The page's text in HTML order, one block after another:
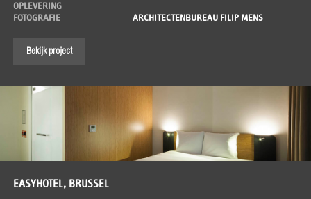
OPLEVERING
FOTOGRAFIE
ARCHITECTENBUREAU FILIP MENS
Bekijk project
EASYHOTEL, BRUSSEL